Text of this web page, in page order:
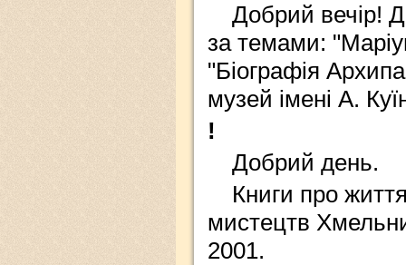
Добрий вечір!
за темами:
"Біографія
музей імені А.
!
Добрий день.
Книги про
мистецтв
2001.